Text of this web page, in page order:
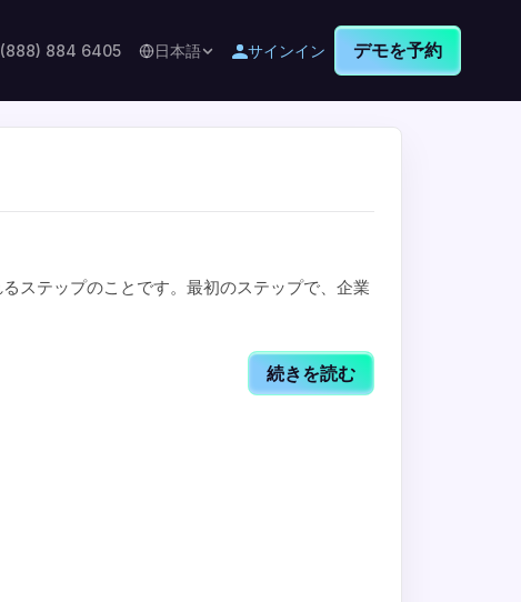
(888) 884 6405 日本語 サインイン デモを予約
ステップのことです。最初のステップで、企業
続きを読む